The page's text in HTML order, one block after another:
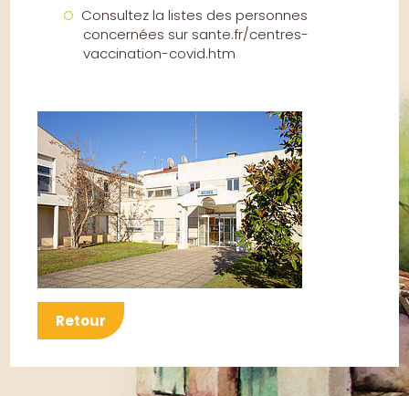
Consultez la listes des personnes
concernées sur sante.fr/centres-
vaccination-covid.htm
Retour